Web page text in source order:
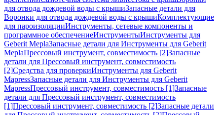
для отвода дождевой воды с крышиЗапасные детали для
Воронки для отвода дождевой воды с крышиКомплектующие
для пароизоляцииИнструменты, сетевые компоненты и
программное обеспечениеИнструментыИнструменты для
Geberit MeplaЗапасные детали для Инструменты для Geberit
MeplaПрессовый инструмент, совместимость [2]Запасные
детали для Прессовый инструмент, совместимость
[2]Средства для проверкиИнструменты для Geberit
MapressЗапасные детали для Инструменты для Geberit
MapressПрессовый инструмент, совместимость [1]Запасные
детали для Прессовый инструмент, совместимость
[1]Прессовый инструмент, совместимость [2]Запасные детали